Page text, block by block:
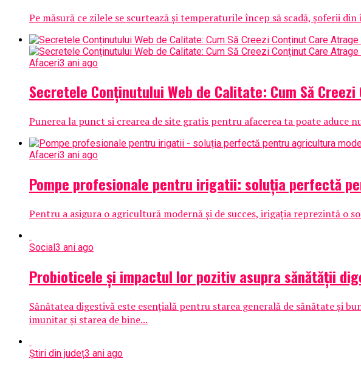
Pe măsură ce zilele se scurtează și temperaturile încep să scadă, șoferii
Afaceri3 ani ago
Secretele Conținutului Web de Calitate: Cum Să
Punerea la punct si crearea de site gratis pentru afacerea ta poate aduce
Afaceri3 ani ago
Pompe profesionale pentru irigatii: soluția perfectă
Pentru a asigura o agricultură modernă și de succes, irigația reprezintă o
Social 3 ani ago
Probioticele și impactul lor pozitiv asupra sănătății
Sănătatea digestivă este esențială pentru starea generală de sănătate și
imunitar și starea de bine...
Știri din județ3 ani ago